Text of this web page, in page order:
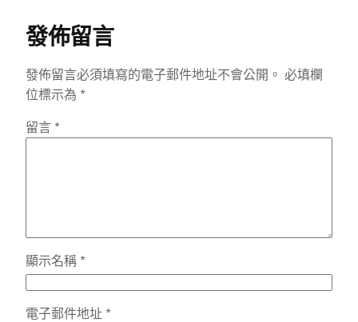
發佈留言
發佈留言必須填寫的電子郵件地址不會公開。 必填欄
位標示為 *
留言 *
顯示名稱 *
電子郵件地址 *